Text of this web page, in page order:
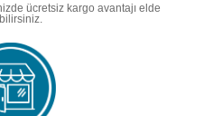
ücretsiz kargo avantajı elde